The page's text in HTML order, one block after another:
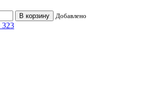
В корзину Добавлено